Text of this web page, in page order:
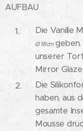
AUFBAU
Die Vanille
Ø 18cm
unserer
Mirror
Die
haben, aus
gesamte
Mousse